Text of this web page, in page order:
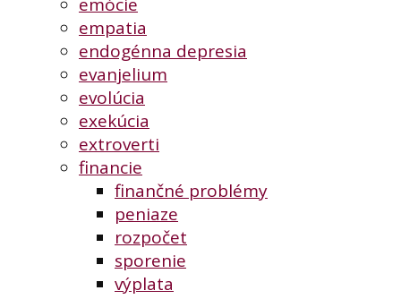
empatia
endogénna depresia
evanjelium
evolúcia
exekúcia
extroverti
financie
finančné problémy
peniaze
rozpočet
sporenie
výplata